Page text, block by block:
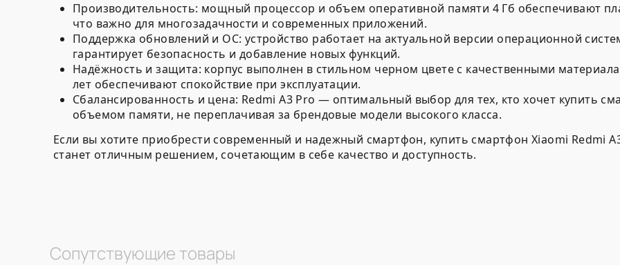
Производительность: мощный процессор и объем оперативной памяти 4 Гб обеспечивают
что важно для многозадачности и современных приложений.
Поддержка обновлений и ОС: устройство работает на актуальной версии операционной
гарантирует безопасность и добавление новых функций.
Надёжность и защита: корпус выполнен в стильном черном цвете с качественными
лет обеспечивают спокойствие при эксплуатации.
Сбалансированность и цена: Redmi A3 Pro — оптимальный выбор для тех, кто хочет купить
объемом памяти, не переплачивая за брендовые модели высокого класса.
Если вы хотите приобрести современный и надежный смартфон, купить смартфон Xiaomi Redmi
станет отличным решением, сочетающим в себе качество и доступность.
Сопутствующие товары